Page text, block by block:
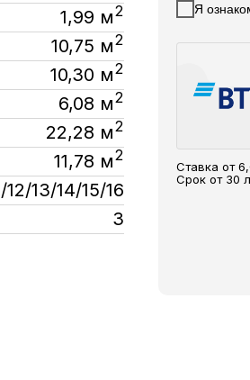
1,99 м2
10,75 м2
10,30 м2
6,08 м2
22,28 м2
11,78 м2
13/14/15/16
3
Я
Ставка от
Срок от 30